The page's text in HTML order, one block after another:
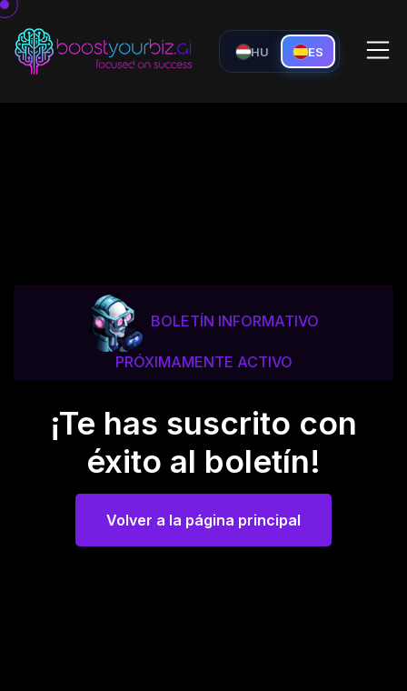
HU ES
BOLETÍN INFORMATIVO
PRÓXIMAMENTE ACTIVO
¡Te has suscrito con
éxito al boletín!
Volver a la página principal